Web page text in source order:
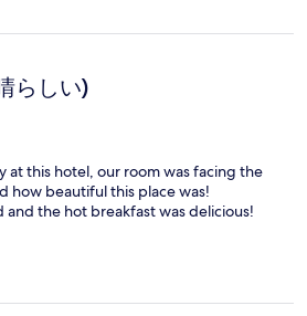
らしい)
at this hotel, our room was facing the
how beautiful this place was!
the hot breakfast was delicious!